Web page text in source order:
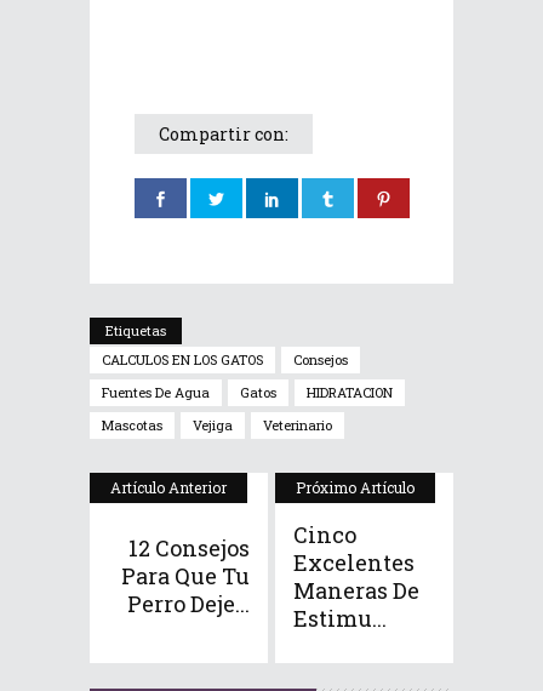
Compartir con:
Etiquetas
CALCULOS EN LOS GATOS
Consejos
Fuentes De Agua
Gatos
HIDRATACION
Mascotas
Vejiga Veterinario
Artículo Anterior
12 Consejos
Para Que Tu
Perro Deje...
Próximo Artículo
Cinco
Excelentes
Maneras De
Estimu...